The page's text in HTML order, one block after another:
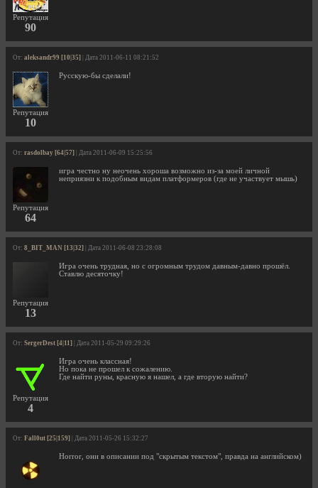
Репутация
90
От: aleksandr99 [10|35] | Дата 2011-06-11 08:21:52
Репутация
10
Русскую-бы сделали!
От: rasdolbay [64|57] | Дата 2011-06-09 15:25:56
Репутация
64
игра честно ну неочень хороша возможно из-за моей личной
неприязни к подобным видам платформеров (где не участвует мышь)
От: 8_BIT_MAN [13|32] | Дата 2011-06-08 23:28:08
Репутация
13
Игра очень трудная, но с огромным трудом давным-давно прошёл.
Ставлю десяточку!
От: SergerDest [4|11] | Дата 2011-05-29 09:29:26
Репутация
4
Игра очень классная!
Но пока не прошел к сожалению.
Где найти руны, красную я нашел, а где вторую найти?
От: Fall0ut [25|159] | Дата 2011-05-26 15:32:27
Horror, они в описании под "скрытым текстом", правда на английском)